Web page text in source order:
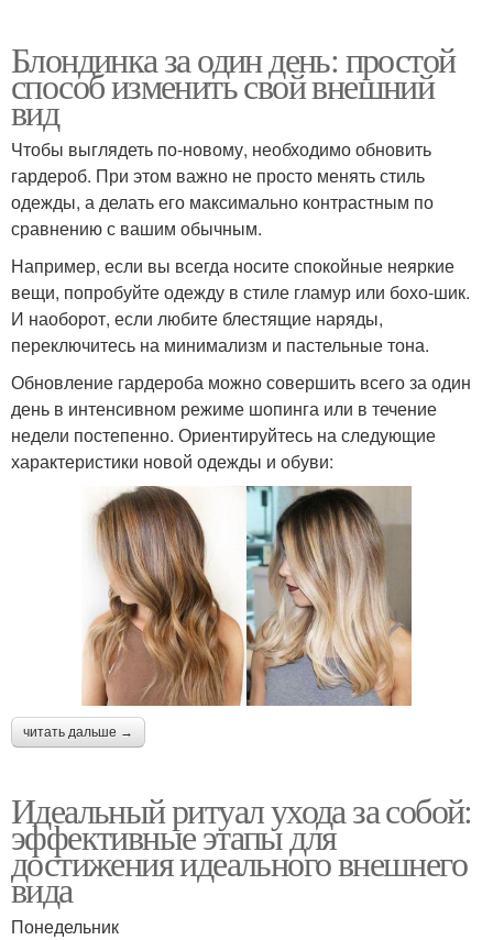
Блондинка за один день: простой
способ изменить свой внешний
вид
Чтобы выглядеть по-новому, необходимо обновить
гардероб. При этом важно не просто менять стиль
одежды, а делать его максимально контрастным по
сравнению с вашим обычным.
Например, если вы всегда носите спокойные неяркие
вещи, попробуйте одежду в стиле гламур или бохо-шик.
И наоборот, если любите блестящие наряды,
переключитесь на минимализм и пастельные тона.
Обновление гардероба можно совершить всего за один
день в интенсивном режиме шопинга или в течение
недели постепенно. Ориентируйтесь на следующие
характеристики новой одежды и обуви:
читать дальше →
Идеальный ритуал ухода за собой:
эффективные этапы для
достижения идеального внешнего
вида
Понедельник